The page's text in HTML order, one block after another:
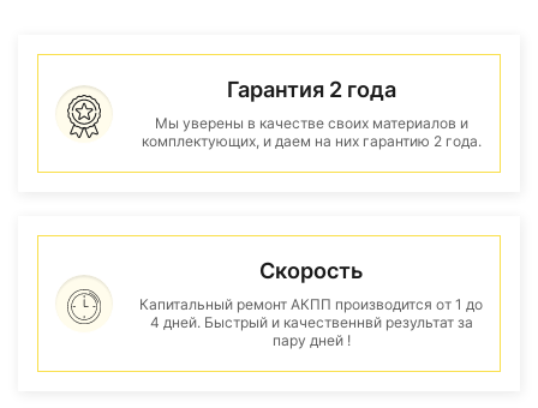
Гарантия 2 года
Мы уверены в качестве своих материалов и
комплектующих, и даем на них гарантию 2 года.
Скорость
Капитальный ремонт АКПП производится от 1 до
4 дней. Быстрый и качественнвй результат за
пару дней !